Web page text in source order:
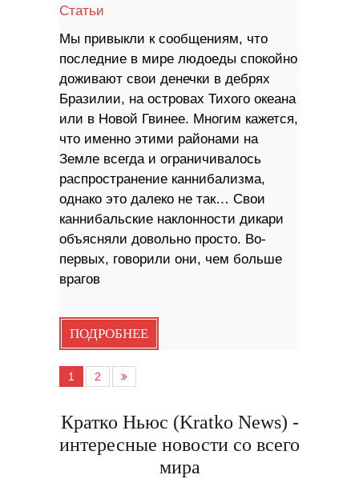
Статьи
Мы привыкли к сообщениям, что
последние в мире людоеды спокойно
доживают свои денечки в дебрях
Бразилии, на островах Тихого океана
или в Новой Гвинее. Многим кажется,
что именно этими районами на
Земле всегда и ограничивалось
распространение каннибализма,
однако это далеко не так… Свои
каннибальские наклонности дикари
объясняли довольно просто. Во-
первых, говорили они, чем больше
врагов
ПОДРОБНЕЕ
1 2
Кратко Ньюс (Kratko News) -
интересные новости со всего
мира